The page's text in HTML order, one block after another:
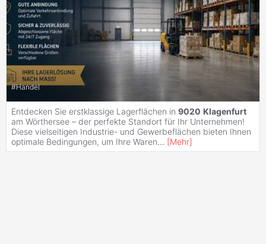
#Handel
Entdecken Sie erstklassige Lagerflächen in 9020 Klagenfurt
am Wörthersee – der perfekte Standort für Ihr Unternehmen!
Diese vielseitigen Industrie- und Gewerbeflächen bieten Ihnen
optimale Bedingungen, um Ihre Waren... [Mehr]